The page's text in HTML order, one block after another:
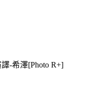
-希澤[Photo R+]